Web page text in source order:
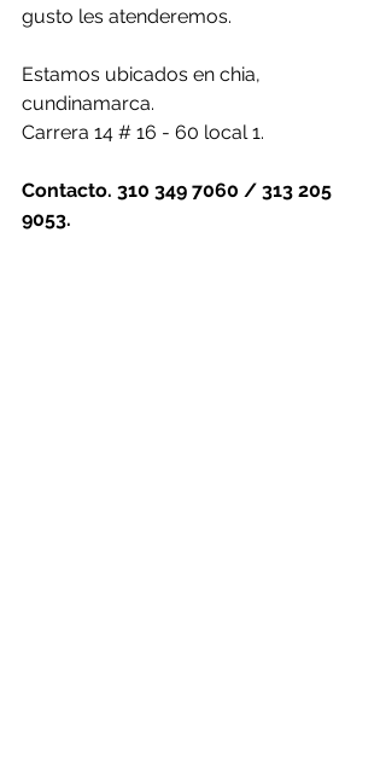
gusto les atenderemos.
Estamos ubicados en chia,
cundinamarca.
Carrera 14 # 16 - 60 local 1.
Contacto. 310 349 7060 / 313 205
9053.